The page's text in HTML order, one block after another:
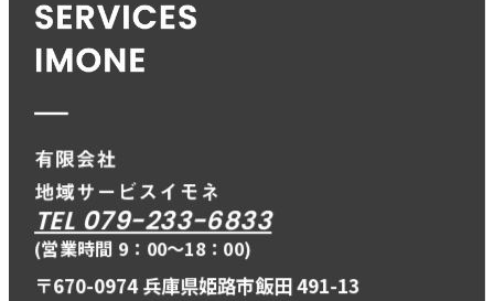
TEL 079-233-6833
(営業時間 9：00〜18：00)
〒670-0974 兵庫県姫路市飯田 491-13